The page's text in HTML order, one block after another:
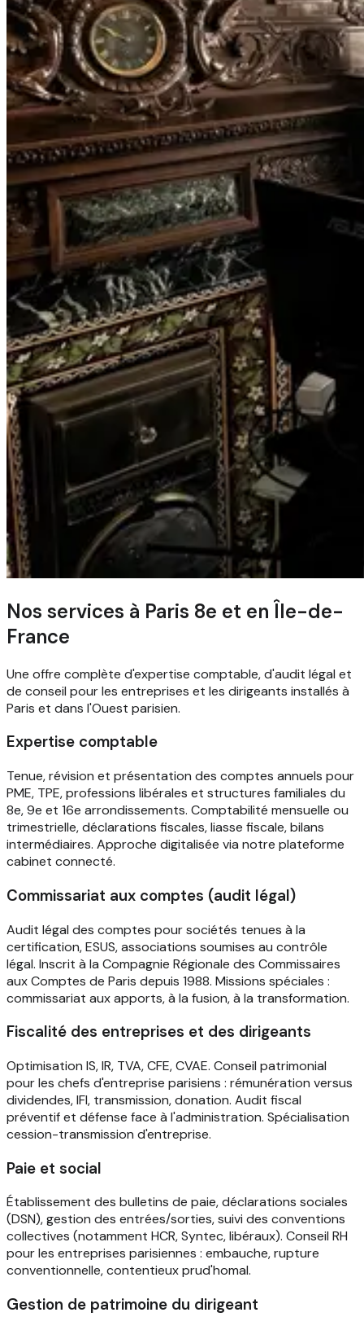
Nos services à Paris 8e et en Île-de-
France
Une offre complète d'expertise comptable, d'audit légal et
de conseil pour les entreprises et les dirigeants installés à
Paris et dans l'Ouest parisien.
Expertise comptable
Tenue, révision et présentation des comptes annuels pour
PME, TPE, professions libérales et structures familiales du
8e, 9e et 16e arrondissements. Comptabilité mensuelle ou
trimestrielle, déclarations fiscales, liasse fiscale, bilans
intermédiaires. Approche digitalisée via notre plateforme
cabinet connecté.
Commissariat aux comptes (audit légal)
Audit légal des comptes pour sociétés tenues à la
certification, ESUS, associations soumises au contrôle
légal. Inscrit à la Compagnie Régionale des Commissaires
aux Comptes de Paris depuis 1988. Missions spéciales :
commissariat aux apports, à la fusion, à la transformation.
Fiscalité des entreprises et des dirigeants
Optimisation IS, IR, TVA, CFE, CVAE. Conseil patrimonial
pour les chefs d'entreprise parisiens : rémunération versus
dividendes, IFI, transmission, donation. Audit fiscal
préventif et défense face à l'administration. Spécialisation
cession-transmission d'entreprise.
Paie et social
Établissement des bulletins de paie, déclarations sociales
(DSN), gestion des entrées/sorties, suivi des conventions
collectives (notamment HCR, Syntec, libéraux). Conseil RH
pour les entreprises parisiennes : embauche, rupture
conventionnelle, contentieux prud'homal.
Gestion de patrimoine du dirigeant